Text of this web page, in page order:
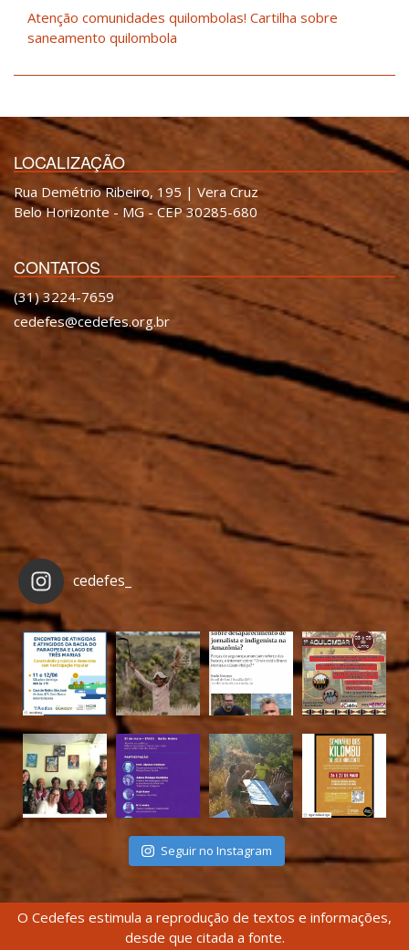
Atenção comunidades quilombolas! Cartilha sobre
saneamento quilombola
LOCALIZAÇÃO
Rua Demétrio Ribeiro, 195 | Vera Cruz
Belo Horizonte - MG - CEP 30285-680
CONTATOS
(31) 3224-7659
cedefes@cedefes.org.br
cedefes_
Seguir no Instagram
O Cedefes estimula a reprodução de textos e informações,
desde que citada a fonte.